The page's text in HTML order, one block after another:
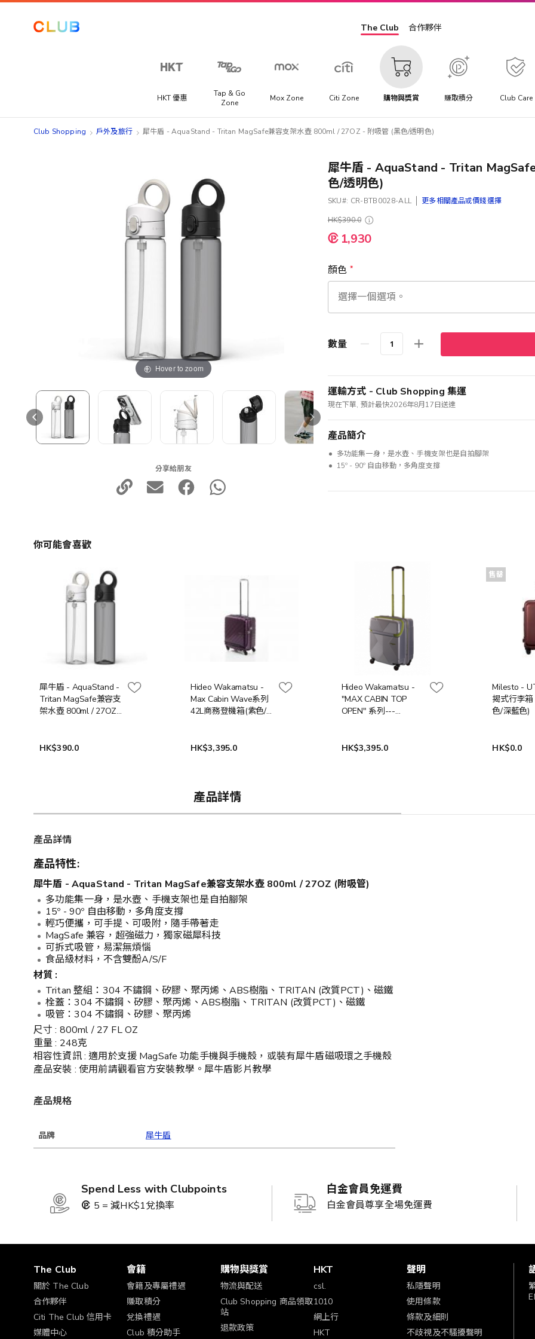
The Club 合作夥伴
HKT 優惠
Tap & Go
Zone
Mox Zone Citi Zone 購物與獎賞 賺取積分 Club Care
Club Shopping 戶外及旅行 犀牛盾 - AquaStand - Tritan MagSafe兼容支架水壺 800ml / 27OZ - 附吸管 (黑色/透明色)
Hover to zoom
分享給朋友
犀牛盾 - AquaStand - Tritan
色/透明色)
SKU CR-BTB0028-ALL
更多相關產品或價錢選擇
HK$390.0
1,930
顏色
數量
運輸方式 - Club Shopping 集運
現在下單, 預計最快2026年8月17日送達
產品簡介
多功能集一身，是水壺、手機支架也是自拍腳架
15º - 90º 自由移動，多角度支撐
你可能會喜歡
犀牛盾 - AquaStand -
Tritan MagSafe兼容支
架水壺 800ml / 27OZ -
HK$390.0
Hideo Wakamatsu -
Max Cabin Wave系列
42L商務登機箱(紫色/
HK$3,395.0
Hideo Wakamatsu -
"MAX CABIN TOP
OPEN" 系列---
紫色)
HK$3,395.0
售罄
Milesto -
揭式行李
色/深藍色)
HK$0.0
產品詳情
產品詳情
產品特性:
犀牛盾 - AquaStand - Tritan MagSafe兼容支架水壺 800ml / 27OZ (附吸管)
多功能集一身，是水壺、手機支架也是自拍腳架
15º - 90º 自由移動，多角度支撐
輕巧便攜，可手提、可吸附，隨手帶著走
MagSafe 兼容，超強磁力，獨家磁犀科技
可拆式吸管，易潔無煩惱
食品級材料，不含雙酚A/S/F
材質 :
Tritan 整組：304 不鏽鋼、矽膠、聚丙烯、ABS樹脂、TRITAN (改質PCT)、磁鐵
栓蓋：304 不鏽鋼、矽膠、聚丙烯、ABS樹脂、TRITAN (改質PCT)、磁鐵
吸管：304 不鏽鋼、矽膠、聚丙烯
尺寸 : 800ml / 27 FL OZ
重量 : 248克
相容性資訊 : 適用於支援 MagSafe 功能手機與手機殼，或裝有犀牛盾磁吸環之手機殼
產品安裝 : 使用前請觀看官方安裝教學。犀牛盾影片教學
產品規格
品牌 犀牛盾
Spend Less with Clubpoints
5 = 減HK$1兌換率
白金會員免運費
白金會員尊享全場免運費
The Club
關於 The Club
合作夥伴
Citi The Club 信用卡
媒體中心
會籍
會籍及專屬禮遇
賺取積分
兌換禮遇
Club 積分助手
購物與獎賞
物流與配送
Club Shopping 商品領取
站
退款政策
HKT
csl.
1010
網上行
HKT
聲明
私隱聲明
使用條款
條款及細則
不歧視及不騷擾聲明